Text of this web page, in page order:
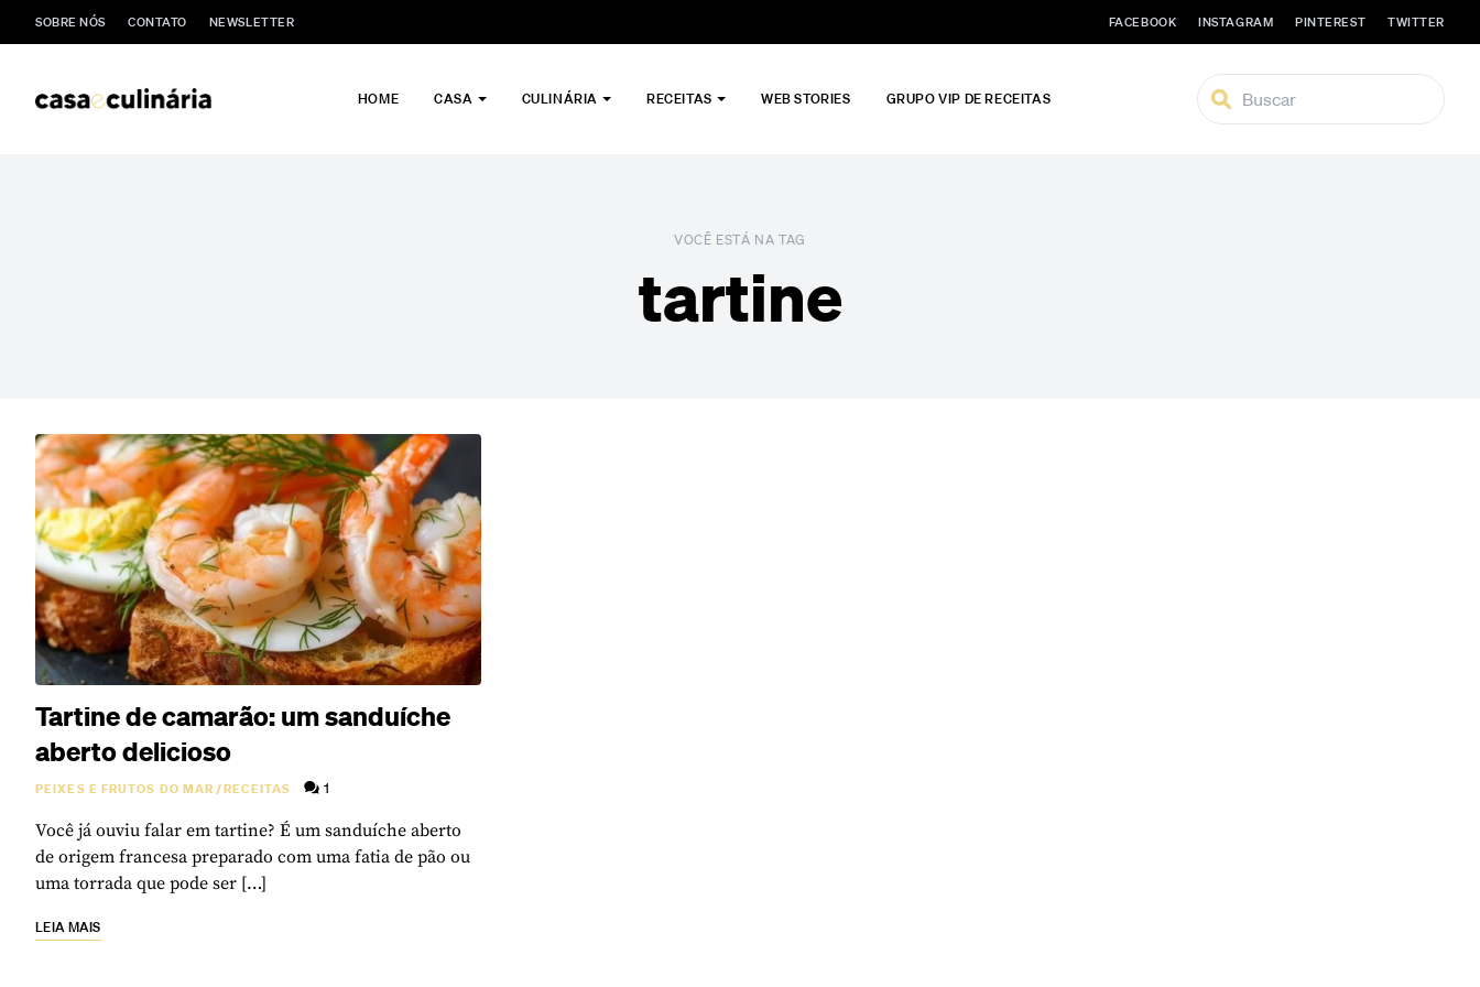
SOBRE NÓS CONTATO NEWSLETTER FACEBOOK INSTAGRAM PINTEREST TWITTER
HOME CASA CULINÁRIA RECEITAS WEB STORIES GRUPO VIP DE RECEITAS
VOCÊ ESTÁ NA TAG
tartine
Tartine de camarão: um sanduíche
aberto delicioso
PEIXES E FRUTOS DO MAR/RECEITAS 1
Você já ouviu falar em tartine? É um sanduíche aberto
de origem francesa preparado com uma fatia de pão ou
uma torrada que pode ser […]
LEIA MAIS